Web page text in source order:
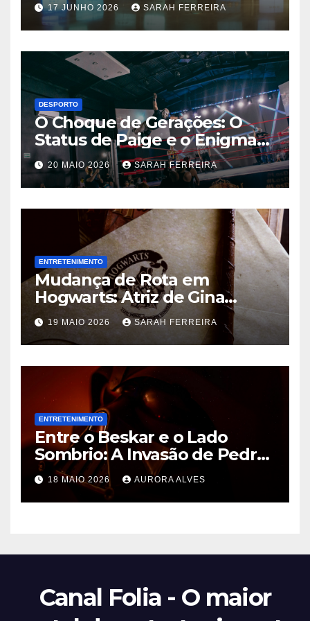
Shows de 2026
17 JUNHO 2026 SARAH FERREIRA
DESPORTO
O Choque de Gerações: O
Status de Paige e o Enigma
Chris Jericho na WWE
20 MAIO 2026 SARAH FERREIRA
ENTRETENIMENTO
Mudança de Rota em
Hogwarts: Atriz de Gina
Weasley Deixa a Nova Série
da HBO Após a Primeira
Temporada
19 MAIO 2026 SARAH FERREIRA
ENTRETENIMENTO
Entre o Beskar e o Lado
Sombrio: A Invasão de Pedro
Pascal na Disney e o Futuro
de Hayden Christensen em
Star Wars
18 MAIO 2026 AURORA ALVES
Canal Folia - O maior